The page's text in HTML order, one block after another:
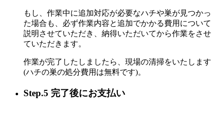
もし、作業中に追加対応が必要なハチや巣が見つかっ
た場合も、必ず作業内容と追加でかかる費用について
説明させていただき、納得いただいてから作業をさせ
ていただきます。
作業が完了したしましたら、現場の清掃をいたします
(ハチの巣の処分費用は無料です)。
Step.5 完了後にお支払い